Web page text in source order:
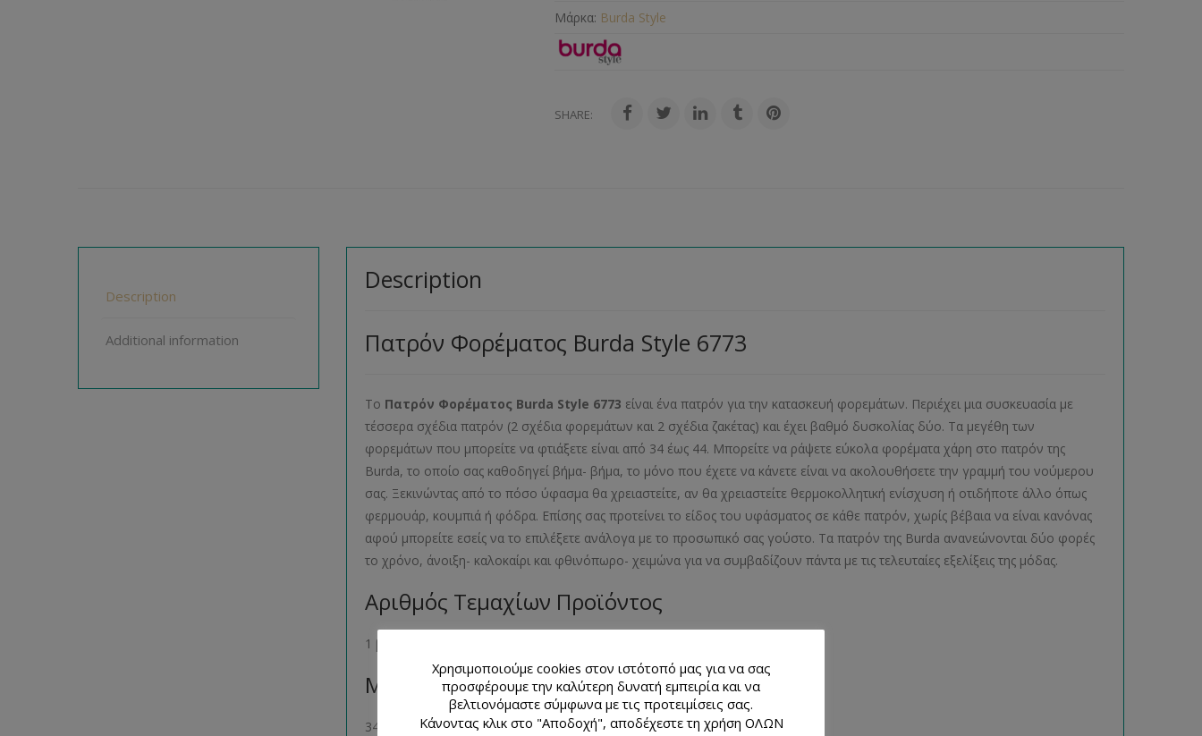
Μάρκα: Burda Style
SHARE:
Description
Additional information
Description
Πατρόν Φορέματος Burda Style 6773
Το Πατρόν Φορέματος Burda Style 6773 είναι ένα πατρόν για την κατασκευή φορεμάτων. Περιέχει μια συσκευασία με
τέσσερα σχέδια πατρόν (2 σχέδια φορεμάτων και 2 σχέδια ζακέτας) και έχει βαθμό δυσκολίας δύο. Τα μεγέθη των
φορεμάτων που μπορείτε να φτιάξετε είναι από 34 έως 44. Μπορείτε να ράψετε εύκολα φορέματα χάρη στο πατρόν της
Burda, το οποίο σας καθοδηγεί βήμα- βήμα, το μόνο που έχετε να κάνετε είναι να ακολουθήσετε την γραμμή του νούμερου
σας. Ξεκινώντας από το πόσο ύφασμα θα χρειαστείτε, αν θα χρειαστείτε θερμοκολλητική ενίσχυση ή οτιδήποτε άλλο όπως
φερμουάρ, κουμπιά ή φόδρα. Επίσης σας προτείνει το είδος του υφάσματος σε κάθε πατρόν, χωρίς βέβαια να είναι κανόνας
αφού μπορείτε εσείς να το επιλέξετε ανάλογα με το προσωπικό σας γούστο. Τα πατρόν της Burda ανανεώνονται δύο φορές
το χρόνο, άνοιξη- καλοκαίρι και φθινόπωρο- χειμώνα για να συμβαδίζουν πάντα με τις τελευταίες εξελίξεις της μόδας.
Αριθμός Τεμαχίων Προϊόντος
1 βιβλιαράκι με 4 σχέδια πατρόν (2 σχέδια φορεμάτων και 2 σχέδια ζακέτας)
Μέγεθος Προϊόντος
34- 36- 38- 40- 42- 44
Χρησιμοποιούμε cookies στον ιστότοπό μας για να σας
προσφέρουμε την καλύτερη δυνατή εμπειρία και να
βελτιονόμαστε σύμφωνα με τις προτειμίσεις σας.
Κάνοντας κλικ στο "Αποδοχή", αποδέχεστε τη χρήση ΟΛΩΝ